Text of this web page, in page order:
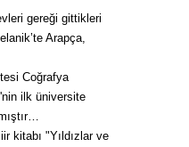
gereği gittikleri
Arapça,
Coğrafya
ilk üniversite
kitabı "Yıldızlar ve